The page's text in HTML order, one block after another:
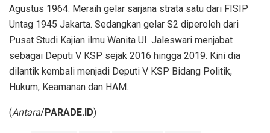
Agustus 1964. Meraih gelar sarjana strata satu dari FISIP
Untag 1945 Jakarta. Sedangkan gelar S2 diperoleh dari
Pusat Studi Kajian ilmu Wanita UI. Jaleswari menjabat
sebagai Deputi V KSP sejak 2016 hingga 2019. Kini dia
dilantik kembali menjadi Deputi V KSP Bidang Politik,
Hukum, Keamanan dan HAM.
(Antara/ PARADE.ID)